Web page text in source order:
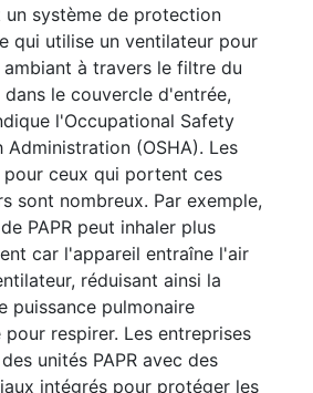
un système de protection
qui utilise un ventilateur pour
à travers le filtre du
dans le couvercle d'entrée,
l'Occupational Safety
Administration (OSHA). Les
pour ceux qui portent ces
sont nombreux. Par exemple,
PAPR peut inhaler plus
car l'appareil entraîne l'air
réduisant ainsi la
puissance pulmonaire
pour respirer. Les entreprises
unités PAPR avec des
intégrés pour protéger les